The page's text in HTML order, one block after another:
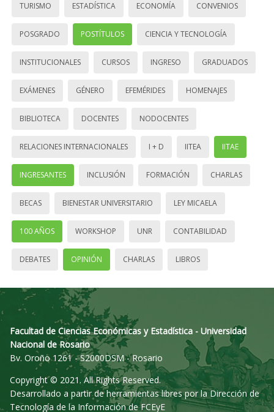
TURISMO ESTADÍSTICA ECONOMÍA CONVENIOS
POSGRADO POSTÍTULOS CIENCIA Y TECNOLOGÍA
INSTITUCIONALES CURSOS INGRESO GRADUADOS
EXÁMENES GÉNERO EFEMÉRIDES HOMENAJES
BIBLIOTECA DOCENTES NODOCENTES
RELACIONES INTERNACIONALES I + D IITEA IITAE
INGRESANTES INCLUSIÓN FORMACIÓN CHARLAS
BECAS BIENESTAR UNIVERSITARIO LEY MICAELA
100 AÑOS WORKSHOP UNR CONTABILIDAD
DEBATES OPINIÓN CHARLAS LIBROS
Facultad de Ciencias Económicas y Estadística - Universidad
Nacional de Rosario
Bv. Oroño 1261 - S2000DSM - Rosario
Copyright © 2021. All Rights Reserved.
Desarrollado a partir de herramientas libres por la Dirección de
Tecnología de la Información de FCEyE